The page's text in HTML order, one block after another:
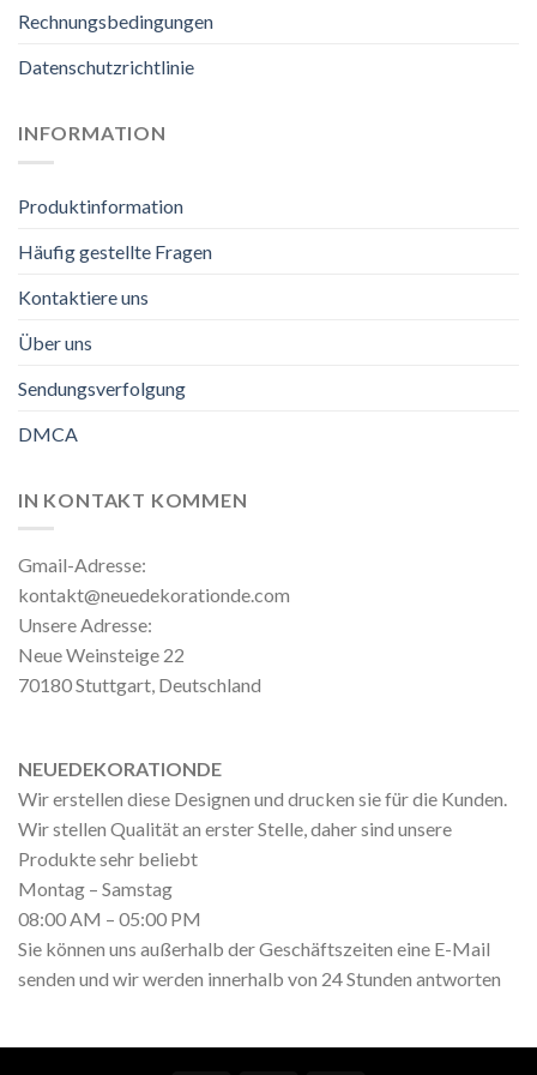
Rechnungsbedingungen
Datenschutzrichtlinie
INFORMATION
Produktinformation
Häufig gestellte Fragen
Kontaktiere uns
Über uns
Sendungsverfolgung
DMCA
IN KONTAKT KOMMEN
Gmail-Adresse:
kontakt@neuedekorationde.com
Unsere Adresse:
Neue Weinsteige 22
70180 Stuttgart, Deutschland
NEUEDEKORATIONDE
Wir erstellen diese Designen und drucken sie für die Kunden.
Wir stellen Qualität an erster Stelle, daher sind unsere
Produkte sehr beliebt
Montag – Samstag
08:00 AM – 05:00 PM
Sie können uns außerhalb der Geschäftszeiten eine E-Mail
senden und wir werden innerhalb von 24 Stunden antworten